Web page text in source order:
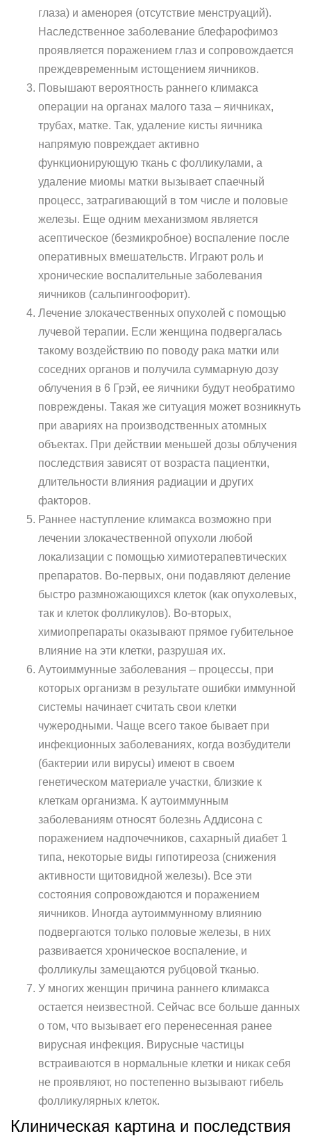
глаза) и аменорея (отсутствие менструаций).
Наследственное заболевание блефарофимоз
проявляется поражением глаз и сопровождается
преждевременным истощением яичников.
Повышают вероятность раннего климакса
операции на органах малого таза – яичниках,
трубах, матке. Так, удаление кисты яичника
напрямую повреждает активно
функционирующую ткань с фолликулами, а
удаление миомы матки вызывает спаечный
процесс, затрагивающий в том числе и половые
железы. Еще одним механизмом является
асептическое (безмикробное) воспаление после
оперативных вмешательств. Играют роль и
хронические воспалительные заболевания
яичников (сальпингоофорит).
Лечение злокачественных опухолей с помощью
лучевой терапии. Если женщина подвергалась
такому воздействию по поводу рака матки или
соседних органов и получила суммарную дозу
облучения в 6 Грэй, ее яичники будут необратимо
повреждены. Такая же ситуация может возникнуть
при авариях на производственных атомных
объектах. При действии меньшей дозы облучения
последствия зависят от возраста пациентки,
длительности влияния радиации и других
факторов.
Раннее наступление климакса возможно при
лечении злокачественной опухоли любой
локализации с помощью химиотерапевтических
препаратов. Во-первых, они подавляют деление
быстро размножающихся клеток (как опухолевых,
так и клеток фолликулов). Во-вторых,
химиопрепараты оказывают прямое губительное
влияние на эти клетки, разрушая их.
Аутоиммунные заболевания – процессы, при
которых организм в результате ошибки иммунной
системы начинает считать свои клетки
чужеродными. Чаще всего такое бывает при
инфекционных заболеваниях, когда возбудители
(бактерии или вирусы) имеют в своем
генетическом материале участки, близкие к
клеткам организма. К аутоиммунным
заболеваниям относят болезнь Аддисона с
поражением надпочечников, сахарный диабет 1
типа, некоторые виды гипотиреоза (снижения
активности щитовидной железы). Все эти
состояния сопровождаются и поражением
яичников. Иногда аутоиммунному влиянию
подвергаются только половые железы, в них
развивается хроническое воспаление, и
фолликулы замещаются рубцовой тканью.
У многих женщин причина раннего климакса
остается неизвестной. Сейчас все больше данных
о том, что вызывает его перенесенная ранее
вирусная инфекция. Вирусные частицы
встраиваются в нормальные клетки и никак себя
не проявляют, но постепенно вызывают гибель
фолликулярных клеток.
Клиническая картина и последствия